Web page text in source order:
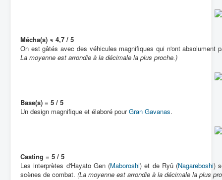
Mécha(s) ≈ 4,7 / 5
On est gâtés avec des véhicules magnifiques qui n'ont absolument
La moyenne est arrondie à la décimale la plus proche.)
Base(s) = 5 / 5
Un design magnifique et élaboré pourGran Gavanas.
Casting = 5 / 5
Les interprètes d'Hayato Gen (Maboroshi) et de Ryû (Nagareboshi)
scènes de combat. (La moyenne est arrondie à la décimale la plus